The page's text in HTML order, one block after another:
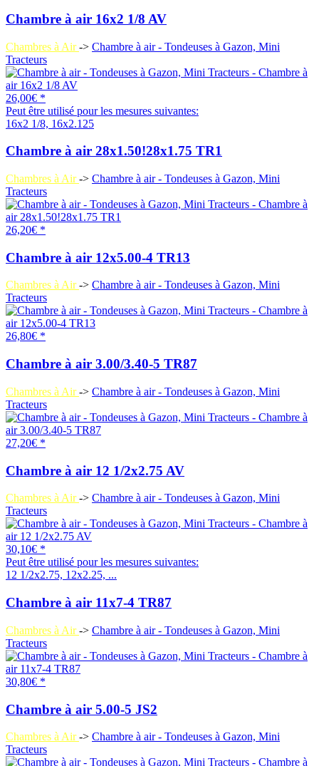
Chambre à air 16x2 1/8 AV
Chambres à Air-> Chambre à air - Tondeuses à Gazon, Mini
Tracteurs
26,00€ *
Peut être utilisé pour les mesures suivantes:
16x2 1/8, 16x2.125
Chambre à air 28x1.50!28x1.75 TR1
Chambres à Air-> Chambre à air - Tondeuses à Gazon, Mini
Tracteurs
26,20€ *
Chambre à air 12x5.00-4 TR13
Chambres à Air-> Chambre à air - Tondeuses à Gazon, Mini
Tracteurs
26,80€ *
Chambre à air 3.00/3.40-5 TR87
Chambres à Air-> Chambre à air - Tondeuses à Gazon, Mini
Tracteurs
27,20€ *
Chambre à air 12 1/2x2.75 AV
Chambres à Air-> Chambre à air - Tondeuses à Gazon, Mini
Tracteurs
30,10€ *
Peut être utilisé pour les mesures suivantes:
12 1/2x2.75, 12x2.25, ...
Chambre à air 11x7-4 TR87
Chambres à Air-> Chambre à air - Tondeuses à Gazon, Mini
Tracteurs
30,80€ *
Chambre à air 5.00-5 JS2
Chambres à Air-> Chambre à air - Tondeuses à Gazon, Mini
Tracteurs